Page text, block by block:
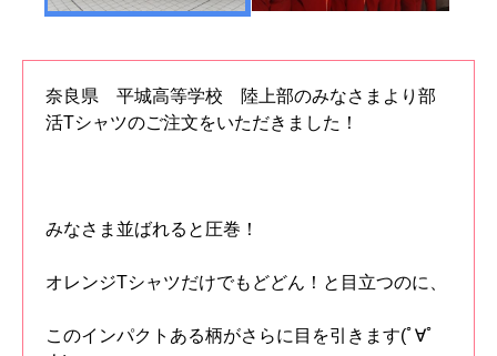
奈良県 平城高等学校 陸上部のみなさまより部
活Tシャツのご注文をいただきました！
みなさま並ばれると圧巻！
オレンジTシャツだけでもどどん！と目立つのに、
このインパクトある柄がさらに目を引きます(ﾟ∀ﾟ